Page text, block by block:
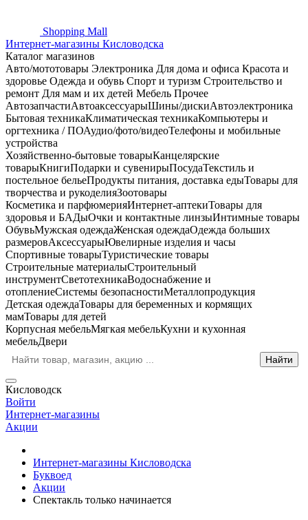
Shopping Mall
Интернет-магазины Кисловодска
Каталог магазинов
Авто/мототовары Электроника Для дома и офиса Красота и
здоровье Одежда и обувь Спорт и туризм Строительство и
ремонт Для мам и их детей Мебель Прочее
АвтозапчастиАвтоаксессуарыШины/дискиАвтоэлектроника
Бытовая техникаКлиматическая техникаКомпьютеры и
оргтехника / ПОАудио/фото/видеоТелефоны и мобильные
устройства
Хозяйственно-бытовые товарыКанцелярские
товарыКнигиПодарки и сувенирыПосудаТекстиль и
постельное бельеПродукты питания, доставка едыТовары для
творчества и рукоделияЗоотовары
Косметика и парфюмерияИнтернет-аптекиТовары для
здоровья и БАДыОчки и контактные линзыИнтимные товары
ОбувьМужская одеждаЖенская одеждаОдежда больших
размеровАксессуарыЮвелирные изделия и часы
Спортивные товарыТуристические товары
Строительные материалыСтроительный
инструментСветотехникаВодоснабжение и
отоплениеСистемы безопасностиМеталлопродукция
Детская одеждаТовары для беременных и кормящих
мамТовары для детей
Корпусная мебельМягкая мебельКухни и кухонная
мебельДвери
Кисловодск
Войти
Интернет-магазины
Акции
Интернет-магазины Кисловодска
Буквоед
Акции
Спектакль только начинается